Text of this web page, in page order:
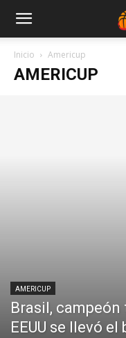
Inicio Americup
AMERICUP
AMERICUP
Brasil,
EEUU se llevó el